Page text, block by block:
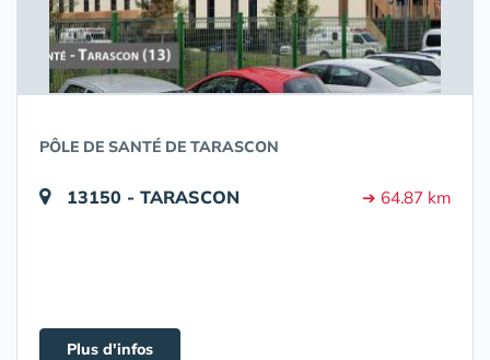
PÔLE DE SANTÉ DE TARASCON
13150 - TARASCON ➔ 64.87 km
Plus d'infos